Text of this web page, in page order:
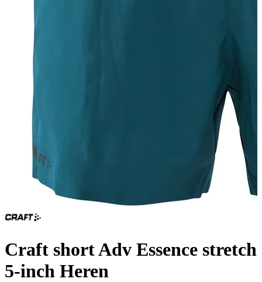
Craft short Adv Essence stretch
5-inch Heren